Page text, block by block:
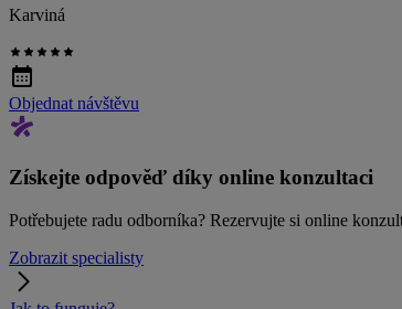
Karviná
Objednat návštěvu
Získejte odpověď díky online konzultaci
Potřebujete radu odborníka? Rezervujte si online
Zobrazit specialisty